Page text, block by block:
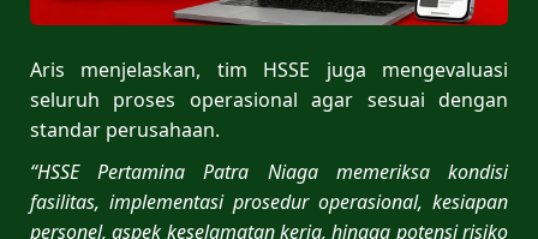
Aris menjelaskan, tim HSSE juga mengevaluasi
seluruh proses operasional agar sesuai dengan
standar perusahaan.
“HSSE Pertamina Patra Niaga memeriksa kondisi
fasilitas, implementasi prosedur operasional, kesiapan
personel, aspek keselamatan kerja, hingga potensi risiko